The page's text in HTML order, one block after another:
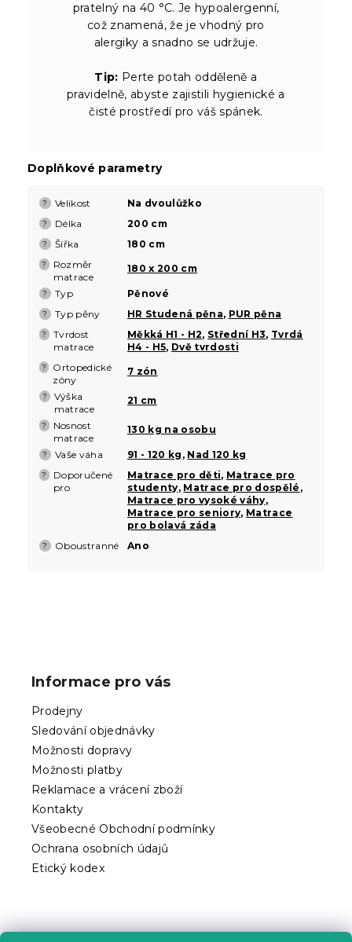
pratelný na 40 °C. Je hypoalergenní,
což znamená, že je vhodný pro
alergiky a snadno se udržuje.
Tip: Perte potah odděleně a
pravidelně, abyste zajistili hygienické a
čisté prostředí pro váš spánek.
Doplňkové parametry
? Velikost Na dvoulůžko
? Délka 200 cm
? Šířka 180 cm
?
Rozměr
matrace
180 x 200 cm
? Typ Pěnové
? Typ pěny HR Studená pěna, PUR pěna
?
Tvrdost
matrace
Měkká H1 - H2, Střední H3, Tvrdá
H4 - H5, Dvě tvrdosti
?
Ortopedické
zóny
7 zón
?
Výška
matrace
21 cm
?
Nosnost
matrace
130 kg na osobu
? Vaše váha 91 - 120 kg , Nad 120 kg
?
Doporučené
pro
Matrace pro děti, Matrace pro
studenty, Matrace pro dospělé ,
Matrace pro vysoké váhy,
Matrace pro seniory, Matrace
pro bolavá záda
? Oboustranné Ano
Informace pro vás
Prodejny
Sledování objednávky
Možnosti dopravy
Možnosti platby
Reklamace a vrácení zboží
Kontakty
Všeobecné Obchodní podmínky
Ochrana osobních údajů
Etický kodex